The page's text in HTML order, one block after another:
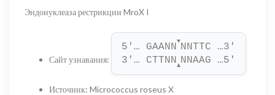
цен:
575,00 ₽
–
6
Эндонуклеаза рестрикции MroX I
Сайт узнавания:
5'… GAANN
▼
NNTTC …3'
3'… CTTNN▲NNAAG …5'
Источник: Micrococcus roseus X